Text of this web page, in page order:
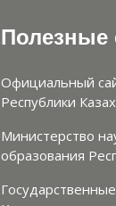
Полезные
Официальный
Республики
Министерство
образования